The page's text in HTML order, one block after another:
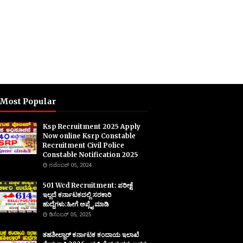
Most Popular
Ksp Recruitment 2025 Apply
Now online Ksrp Constable
Recruitment Civil Police
Constable Notification 2025
ನವೆಂಬರ್ 05, 2024
501 Wcd Recruitment: ಪರೀಕ್ಷೆ
ಇಲ್ಲದೆ ಕರ್ನಾಟಕದಲ್ಲಿ ಸರಕಾರಿ
ಹುದ್ದೆಗಳು:ಹೀಗೆ ಅಪ್ಲೈ ಮಾಡಿ
ಡಿಸೆಂಬರ್ 05, 2025
ತಹಶೀಲ್ದಾರ್ ಕರ್ನಾಟಕ ಕಂದಾಯ ಇಲಾಖೆ